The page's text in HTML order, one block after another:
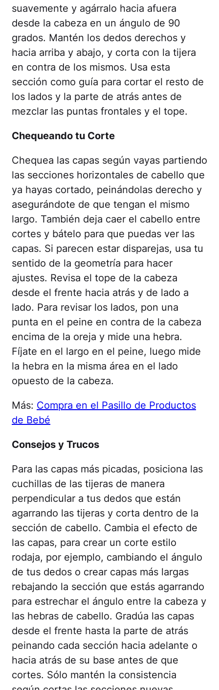
suavemente y agárralo hacia afuera
desde la cabeza en un ángulo de 90
grados. Mantén los dedos derechos y
hacia arriba y abajo, y corta con la tijera
en contra de los mismos. Usa esta
sección como guía para cortar el resto de
los lados y la parte de atrás antes de
mezclar las puntas frontales y el tope.
Chequeando tu Corte
Chequea las capas según vayas partiendo
las secciones horizontales de cabello que
ya hayas cortado, peinándolas derecho y
asegurándote de que tengan el mismo
largo. También deja caer el cabello entre
cortes y bátelo para que puedas ver las
capas. Si parecen estar disparejas, usa tu
sentido de la geometría para hacer
ajustes. Revisa el tope de la cabeza
desde el frente hacia atrás y de lado a
lado. Para revisar los lados, pon una
punta en el peine en contra de la cabeza
encima de la oreja y mide una hebra.
Fíjate en el largo en el peine, luego mide
la hebra en la misma área en el lado
opuesto de la cabeza.
Más: Compra en el Pasillo de Productos
de Bebé
Consejos y Trucos
Para las capas más picadas, posiciona las
cuchillas de las tijeras de manera
perpendicular a tus dedos que están
agarrando las tijeras y corta dentro de la
sección de cabello. Cambia el efecto de
las capas, para crear un corte estilo
rodaja, por ejemplo, cambiando el ángulo
de tus dedos o crear capas más largas
rebajando la sección que estás agarrando
para estrechar el ángulo entre la cabeza y
las hebras de cabello. Gradúa las capas
desde el frente hasta la parte de atrás
peinando cada sección hacia adelante o
hacia atrás de su base antes de que
cortes. Sólo mantén la consistencia